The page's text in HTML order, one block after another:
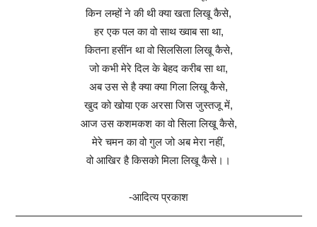
किन लम्हों ने की थी क्या खता लिखू कैसे,
हर एक पल का वो साथ ख्वाब सा था,
कितना हसींन था वो सिलसिला लिखू कैसे,
जो कभी मेरे दिल के बेहद करीब सा था,
अब उस से है क्या क्या गिला लिखू कैसे,
खुद को खोया एक अरसा जिस जुस्तजू में,
आज उस कशमकश का वो सिला लिखू कैसे,
मेरे चमन का वो गुल जो अब मेरा नहीं,
वो आखिर है किसको मिला लिखू कैसे।।
-आदित्य प्रकाश
———————————————————————————